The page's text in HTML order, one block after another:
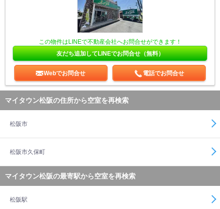
この物件はLINEで不動産会社へお問合せができます！
友だち追加してLINEでお問合せ（無料）
Webでお問合せ 電話でお問合せ
マイタウン松阪の住所から空室を再検索
松阪市
松阪市久保町
マイタウン松阪の最寄駅から空室を再検索
松阪駅